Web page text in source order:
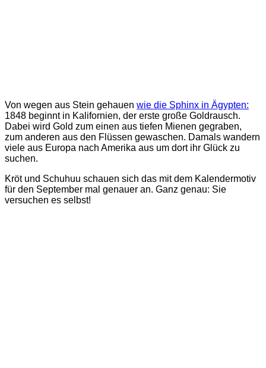
Von wegen aus Stein gehauen wie die Sphinx in Ägypten:
1848 beginnt in Kalifornien, der erste große Goldrausch.
Dabei wird Gold zum einen aus tiefen Mienen gegraben,
zum anderen aus den Flüssen gewaschen. Damals wandern
viele aus Europa nach Amerika aus um dort ihr Glück zu
suchen.
Kröt und Schuhuu schauen sich das mit dem Kalendermotiv
für den September mal genauer an. Ganz genau: Sie
versuchen es selbst!